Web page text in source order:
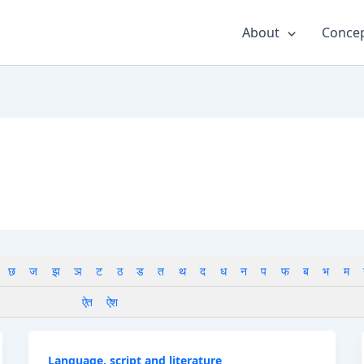
About
छ ज झ ञ ट ठ ड त थ द ध न प फ ब भ म
ऐत
ऐश
Language, script and literature